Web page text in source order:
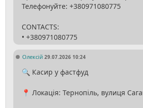
Телефонуйте: +380971080775
CONTACTS:
Олексій 29.07.2026 10:24
🔍 Касир у фастфуд
📍 Локація: Тернопіль, вулиця